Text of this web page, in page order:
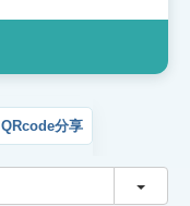
QRcode分享
切換